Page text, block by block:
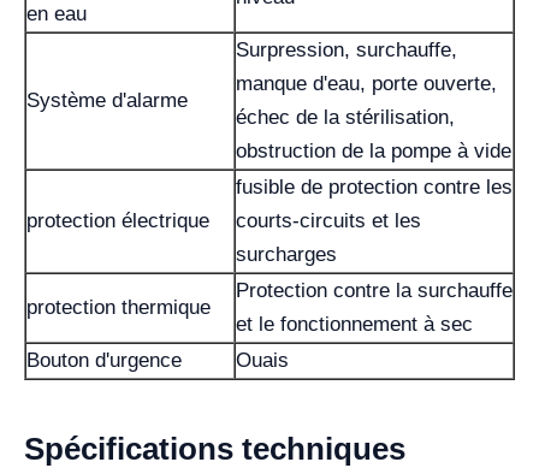
en eau
Système d'alarme
Surpression, surchauffe,
manque d'eau, porte ouverte,
échec de la stérilisation,
obstruction de la pompe à vide
protection électrique
fusible de protection contre les
courts-circuits et les
surcharges
protection thermique
Protection contre la surchauffe
et le fonctionnement à sec
Bouton d'urgence
Ouais
Spécifications techniques